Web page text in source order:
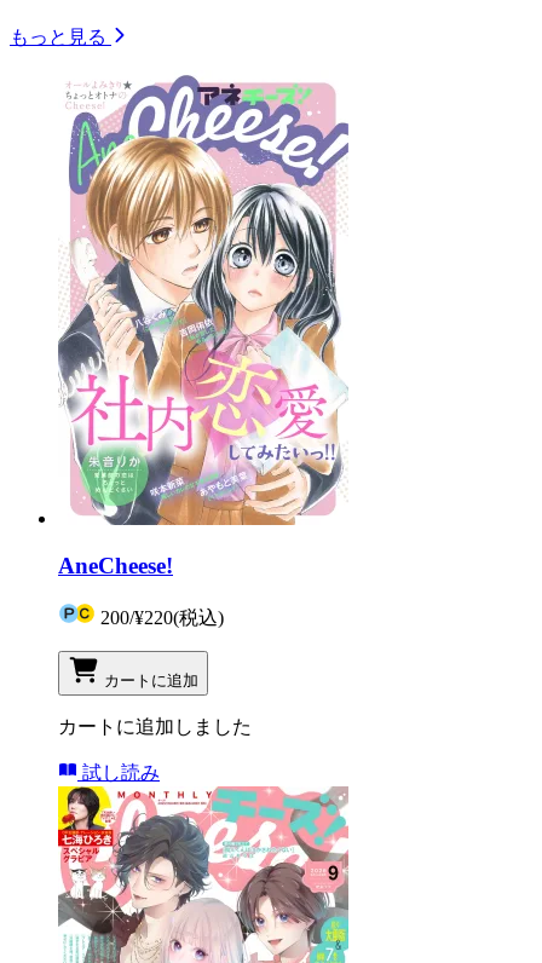
もっと見る
AneCheese!
200/¥220(税込)
カートに追加
カートに追加しました
試し読み